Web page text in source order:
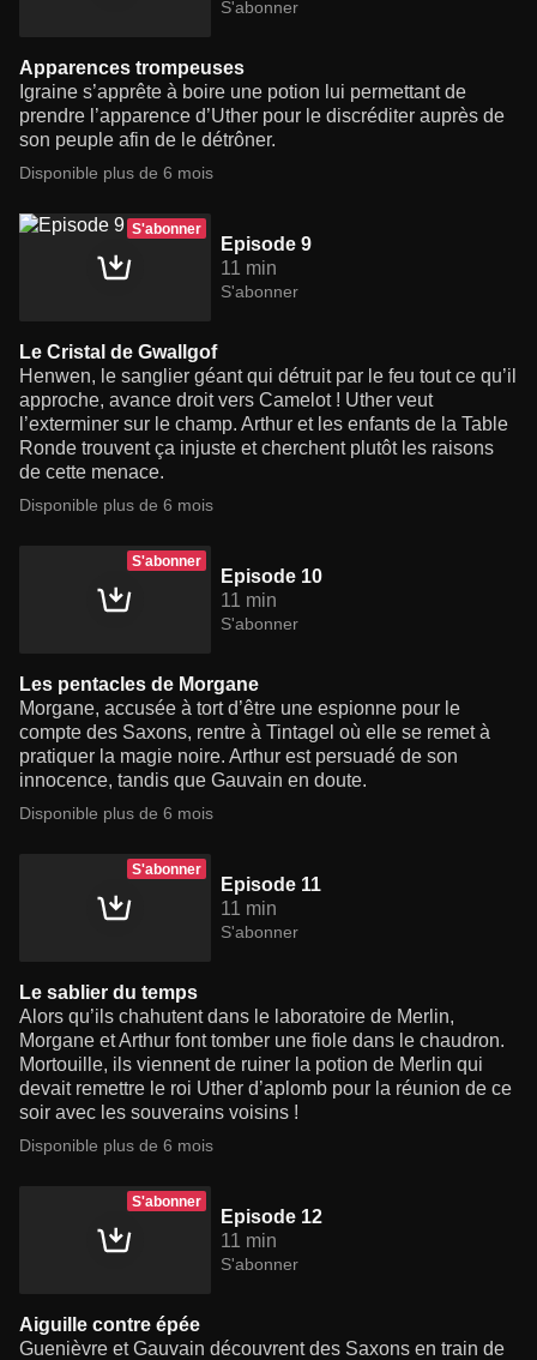
S'abonner
Apparences trompeuses
Igraine s’apprête à boire une potion lui permettant de
prendre l’apparence d’Uther pour le discréditer auprès de
son peuple afin de le détrôner.
Disponible plus de 6 mois
S'abonner
Episode 9
11 min
S'abonner
Le Cristal de Gwallgof
Henwen, le sanglier géant qui détruit par le feu tout ce qu’il
approche, avance droit vers Camelot ! Uther veut
l’exterminer sur le champ. Arthur et les enfants de la Table
Ronde trouvent ça injuste et cherchent plutôt les raisons
de cette menace.
Disponible plus de 6 mois
S'abonner
Episode 10
11 min
S'abonner
Les pentacles de Morgane
Morgane, accusée à tort d’être une espionne pour le
compte des Saxons, rentre à Tintagel où elle se remet à
pratiquer la magie noire. Arthur est persuadé de son
innocence, tandis que Gauvain en doute.
Disponible plus de 6 mois
S'abonner
Episode 11
11 min
S'abonner
Le sablier du temps
Alors qu’ils chahutent dans le laboratoire de Merlin,
Morgane et Arthur font tomber une fiole dans le chaudron.
Mortouille, ils viennent de ruiner la potion de Merlin qui
devait remettre le roi Uther d’aplomb pour la réunion de ce
soir avec les souverains voisins !
Disponible plus de 6 mois
S'abonner
Episode 12
11 min
S'abonner
Aiguille contre épée
Guenièvre et Gauvain découvrent des Saxons en train de